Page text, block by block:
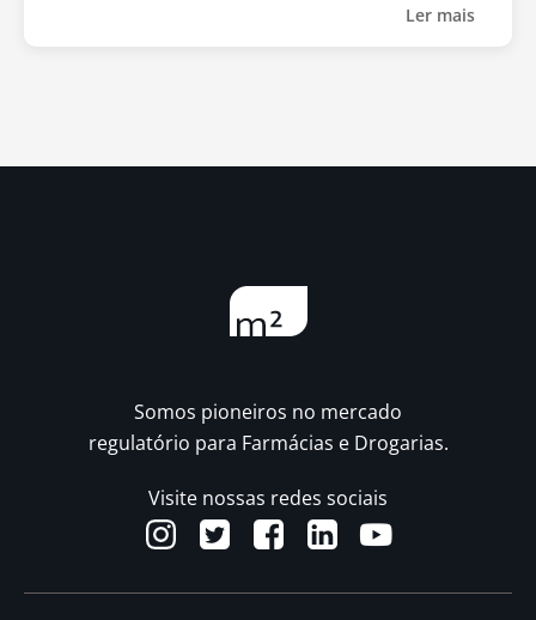
Ler mais
Somos pioneiros no mercado
regulatório para Farmácias e Drogarias.
Visite nossas redes sociais